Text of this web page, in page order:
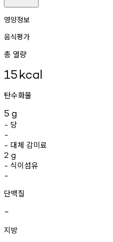
영양정보
음식평가
총 열량
15kcal
탄수화물
5 g
- 당
-
- 대체 감미료
2 g
- 식이섬유
-
단백질
-
지방